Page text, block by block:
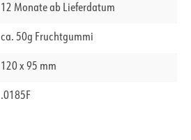
12 Monate ab Lieferdatum
ca. 50g Fruchtgummi
120 x 95 mm
.0185F